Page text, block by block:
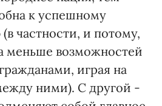
к успешному
частности, и потому,
меньше возможностей
играя на
ними). С другой -